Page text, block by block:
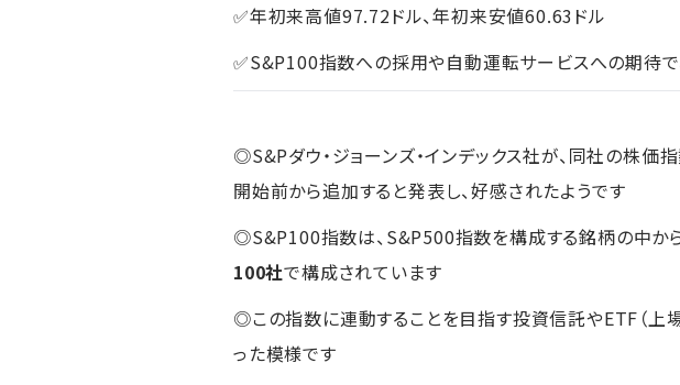
✅年初来高値97.72ドル、年初来安値60.63ドル
✅S&P100指数への採用や自動運転サービスへの期待で
◎S&Pダウ・ジョーンズ・インデックス社が、同社の株価指
開始前から追加すると発表し、好感されたようです
◎S&P100指数は、S&P500指数を構成する銘柄の中か
100社で構成されています
◎この指数に連動することを目指す投資信託やETF（上
った模様です